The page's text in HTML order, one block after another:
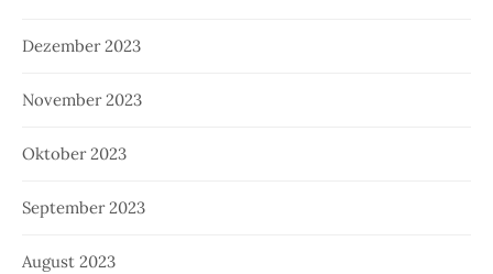
Dezember 2023
November 2023
Oktober 2023
September 2023
August 2023